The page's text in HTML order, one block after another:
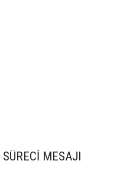
SÜRECİ MESAJI